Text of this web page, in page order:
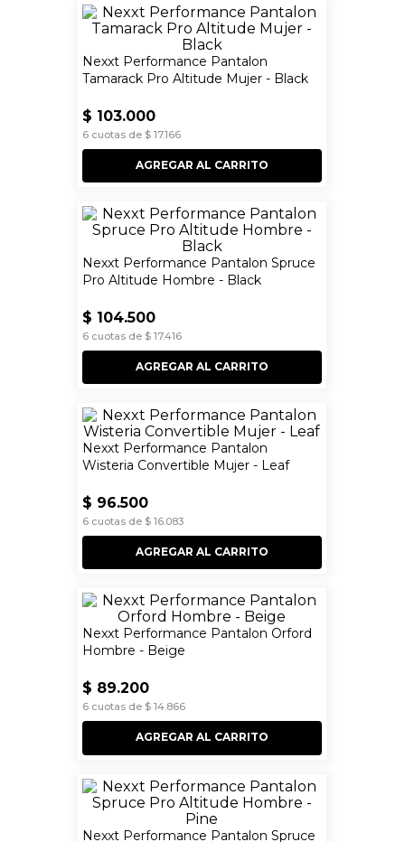
Nexxt Performance Pantalon
Tamarack Pro Altitude Mujer - Black
$ 103.000
6cuotas de $ 17.166
AGREGAR AL CARRITO
Nexxt Performance Pantalon Spruce
Pro Altitude Hombre - Black
$ 104.500
6cuotas de $ 17.416
AGREGAR AL CARRITO
Nexxt Performance Pantalon
Wisteria Convertible Mujer - Leaf
$ 96.500
6cuotas de $ 16.083
AGREGAR AL CARRITO
Nexxt Performance Pantalon Orford
Hombre - Beige
$ 89.200
6cuotas de $ 14.866
AGREGAR AL CARRITO
Nexxt Performance Pantalon Spruce